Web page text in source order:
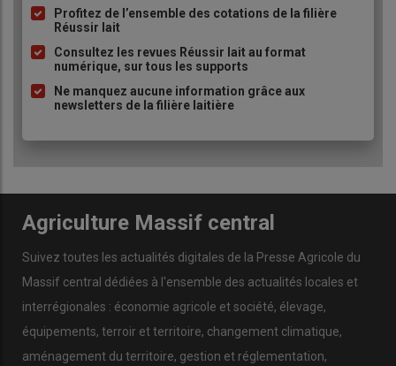
à
puce
Profitez de l’ensemble des cotations de la filière
Réussir lait
Consultez les revues Réussir lait au format
numérique, sur tous les supports
Ne manquez aucune information grâce aux
newsletters de la filière laitière
Agriculture Massif central
Suivez toutes les actualités digitales de la Presse Agricole du
Massif central dédiées à l'ensemble des actualités locales et
interrégionales : économie agricole et société, élevage,
équipements, terroir et territoire, changement climatique,
aménagement du territoire, gestion et réglementation,